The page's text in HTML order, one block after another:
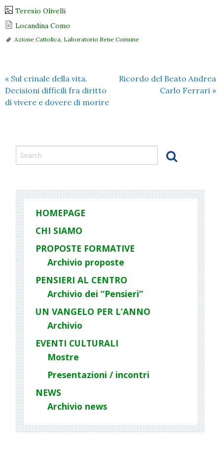
Teresio Olivelli
Locandina Como
Azione Cattolica, Laboratorio Bene Comune
« Sul crinale della vita.
Decisioni difficili fra diritto
di vivere e dovere di morire
Ricordo del Beato Andrea
Carlo Ferrari »
HOMEPAGE
CHI SIAMO
PROPOSTE FORMATIVE
Archivio proposte
PENSIERI AL CENTRO
Archivio dei “Pensieri”
UN VANGELO PER L’ANNO
Archivio
EVENTI CULTURALI
Mostre
Presentazioni / incontri
NEWS
Archivio news